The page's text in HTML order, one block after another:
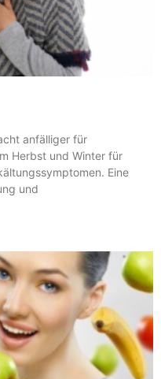
anfälliger für
Herbst und Winter für
Eine
und